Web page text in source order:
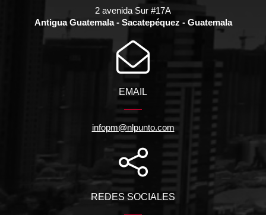
2 avenida Sur #17A
Antigua Guatemala - Sacatepéquez - Guatemala
EMAIL
infopm@nlpunto.com
REDES SOCIALES